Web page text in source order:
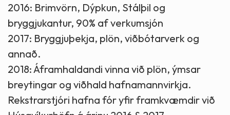
2016: Brimvörn, Dýpkun, Stálþil og
bryggjukantur, 90% af verkumsjón
2017: Bryggjuþekja, plön, viðbótarverk og
annað.
2018: Áframhaldandi vinna við plön, ýmsar
breytingar og viðhald hafnamannvirkja.
Rekstrarstjóri hafna fór yfir framkvæmdir við